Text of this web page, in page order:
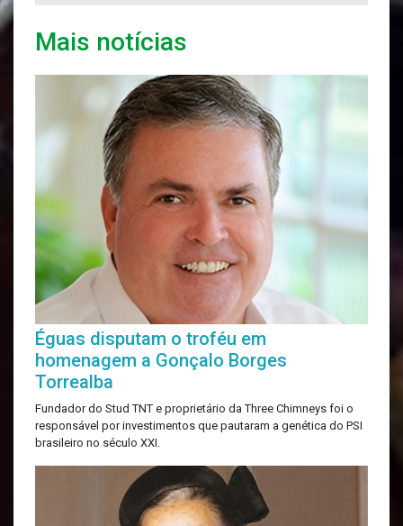
Mais notícias
Éguas disputam o troféu em
homenagem a Gonçalo Borges
Torrealba
Fundador do Stud TNT e proprietário da Three Chimneys foi o
responsável por investimentos que pautaram a genética do PSI
brasileiro no século XXI.